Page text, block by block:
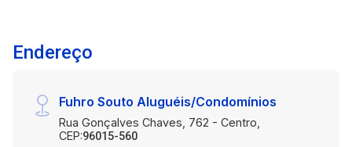
Endereço
Fuhro Souto Aluguéis/Condomínios
Rua Gonçalves Chaves, 762 - Centro,
CEP:96015-560